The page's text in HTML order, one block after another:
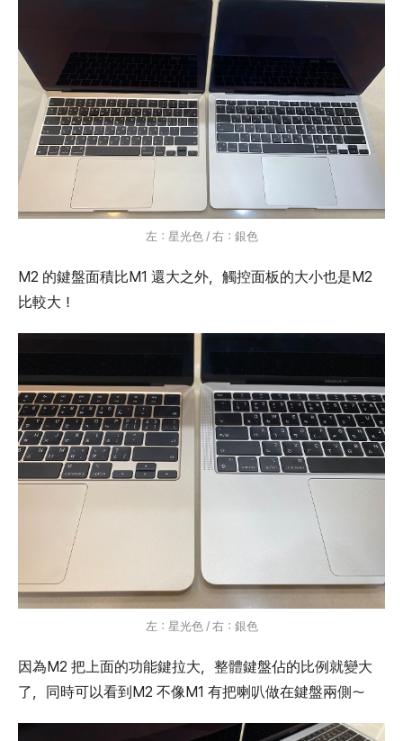
左：星光色 / 右：銀色
M2 的鍵盤面積比M1 還大之外，觸控面板的大小也是M2
比較大！
左：星光色 / 右：銀色
因為M2 把上面的功能鍵拉大，整體鍵盤佔的比例就變大
了，同時可以看到M2 不像M1 有把喇叭做在鍵盤兩側～